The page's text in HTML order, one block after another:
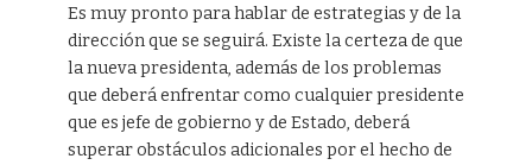
Es muy pronto para hablar de estrategias y de la
dirección que se seguirá. Existe la certeza de que
la nueva presidenta, además de los problemas
que deberá enfrentar como cualquier presidente
que es jefe de gobierno y de Estado, deberá
superar obstáculos adicionales por el hecho de